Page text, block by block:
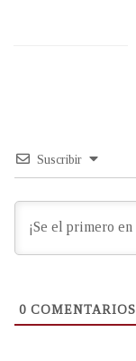
Suscribir
0 COMENTARIOS